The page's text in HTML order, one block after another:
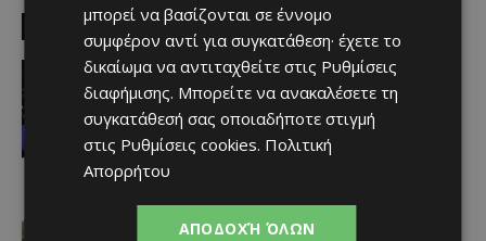
MUST READ
Αθλητικά - Επικαιρότητα
«Ένα ακόμη σημαντικό βήμα στην
υλοποίηση του οράματος του
Συλλόγου για τη νέα γενιά»
Afentiko - 06/08/2026
ΑΕΛίστας ο Καφού
Afentiko - 06/08/2026
μπορεί να βασίζονται σε έννομο
συμφέρον αντί για συγκατάθεση· έχετε το
δικαίωμα να αντιταχθείτε στις Ρυθμίσεις
διαφήμισης. Μπορείτε να ανακαλέσετε τη
συγκατάθεσή σας οποιαδήποτε στιγμή
στις Ρυθμίσεις cookies. Πολιτική
Απορρήτου
ΑΠΟΔΟΧΉ ΌΛΩΝ